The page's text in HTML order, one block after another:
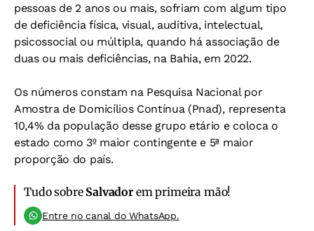
pessoas de 2 anos ou mais, sofriam com algum tipo
de deficiência física, visual, auditiva, intelectual,
psicossocial ou múltipla, quando há associação de
duas ou mais deficiências, na Bahia, em 2022.
Os números constam na Pesquisa Nacional por
Amostra de Domicílios Contínua (Pnad), representa
10,4% da população desse grupo etário e coloca o
estado como 3º maior contingente e 5ª maior
proporção do país.
Tudo sobre Salvadorem primeira mão!
Entre no canal do WhatsApp.